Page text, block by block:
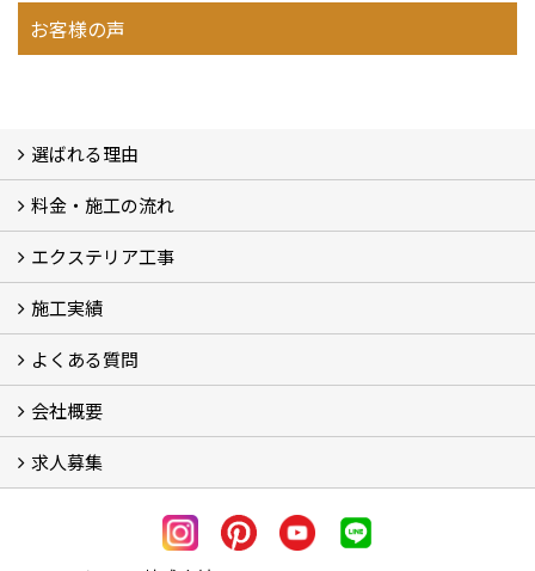
お客様の声
選ばれる理由
選ばれる理由
料金・施工の流れ
料金
施工の流れ
エクステリア工事
エクステリア工事
施工実績
フォトギャラリー
メディア紹介・掲載
お客様の声
よくある質問
よくある質問
会社概要
会社概要
アクセス
スタッフ紹介
スタッフブログ
LINE公式アカウント
求人募集
協力業者様・求人募集 (2)